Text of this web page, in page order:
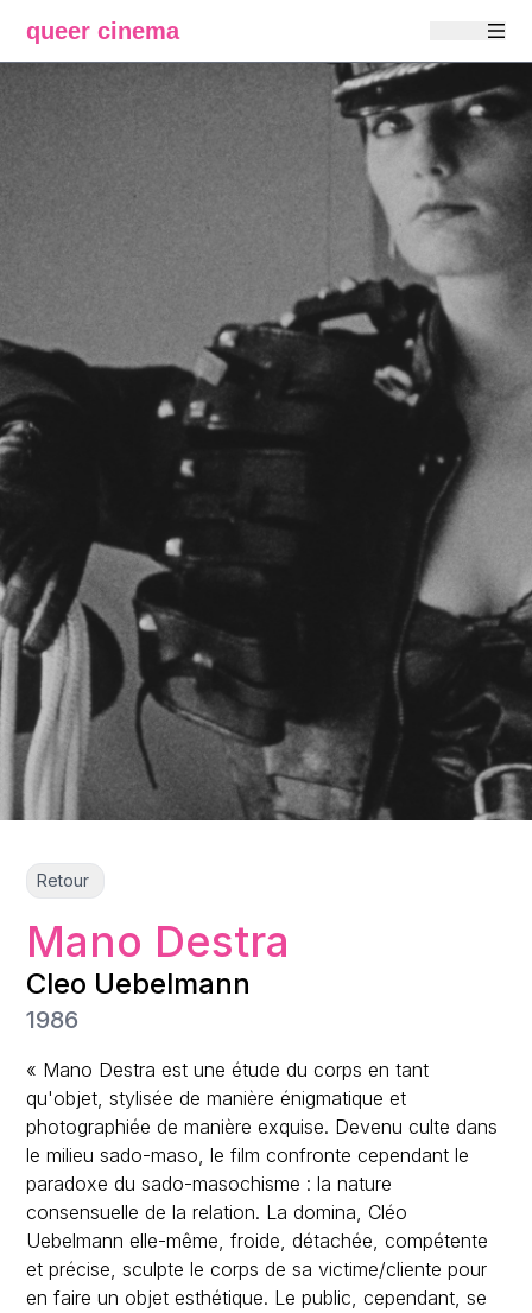
queer cinema
Retour
Mano Destra
Cleo Uebelmann
1986
« Mano Destra est une étude du corps en tant
qu'objet, stylisée de manière énigmatique et
photographiée de manière exquise. Devenu culte dans
le milieu sado-maso, le film confronte cependant le
paradoxe du sado-masochisme : la nature
consensuelle de la relation. La domina, Cléo
Uebelmann elle-même, froide, détachée, compétente
et précise, sculpte le corps de sa victime/cliente pour
en faire un objet esthétique. Le public, cependant, se